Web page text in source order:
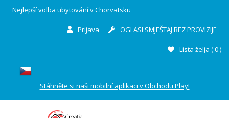
Nejlepší volba ubytování v Chorvatsku
Prijava OGLASI SMJEŠTAJ BEZ PROVIZIJE
Lista želja (0)
Stáhněte si naši mobilní aplikaci v Obchodu Play!